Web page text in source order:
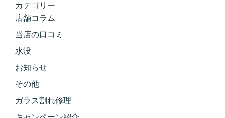
カテゴリー
店舗コラム
当店の口コミ
水没
お知らせ
その他
ガラス割れ修理